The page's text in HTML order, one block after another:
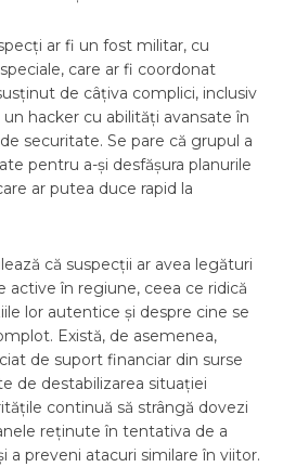
ar fi un fost militar, cu
care ar fi coordonat
de câțiva complici, inclusiv
hacker cu abilități avansate în
securitate. Se pare că grupul a
pentru a-și desfășura planurile
ar putea duce rapid la
că suspecții ar avea legături
active în regiune, ceea ce ridică
lor autentice și despre cine se
Există, de asemenea,
de suport financiar din surse
de destabilizarea situației
continuă să strângă dovezi
reținute în tentativa de a
a preveni atacuri similare în viitor.